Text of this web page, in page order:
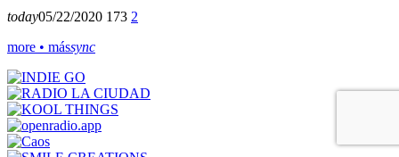
today05/22/2020 173 2
more • mássync